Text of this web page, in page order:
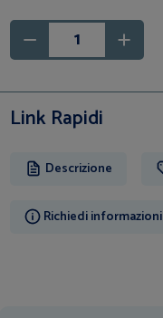
Link Rapidi
Descrizione
Richiedi informazioni